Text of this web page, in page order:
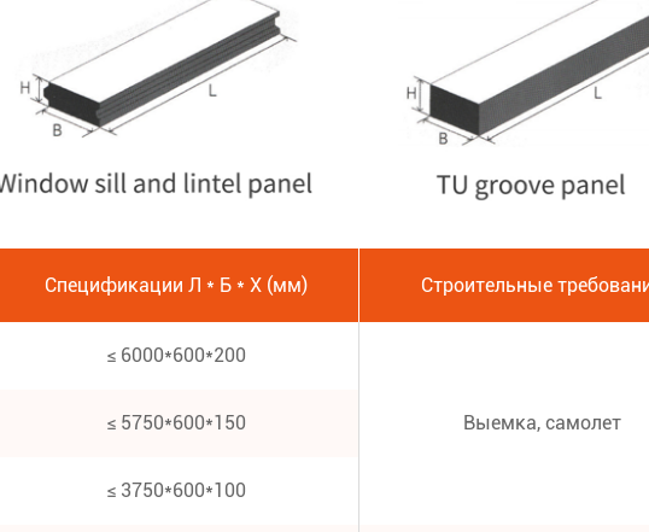
Спецификации Л * Б * Х (мм) Строительные
≤ 6000*600*200
Выемка, самолет
≤ 5750*600*150
≤ 3750*600*100